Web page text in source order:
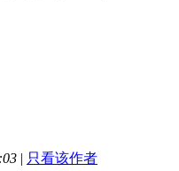
| 只看该作者